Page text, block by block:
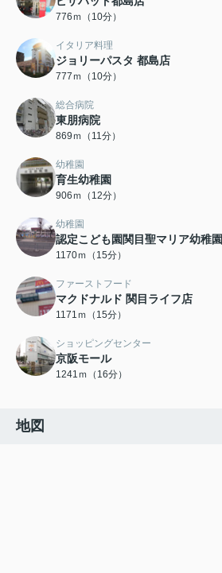
776ｍ（10分）
イタリア料理
ジョリーパスタ 都島店
777ｍ（10分）
総合病院
東朋病院
869ｍ（11分）
幼稚園
育生幼稚園
906ｍ（12分）
幼稚園
認定こども園関目聖マリア幼稚園
1170ｍ（15分）
ファーストフード
マクドナルド 関目ライフ店
1171ｍ（15分）
ショッピングセンター
京阪モール
1241ｍ（16分）
地図